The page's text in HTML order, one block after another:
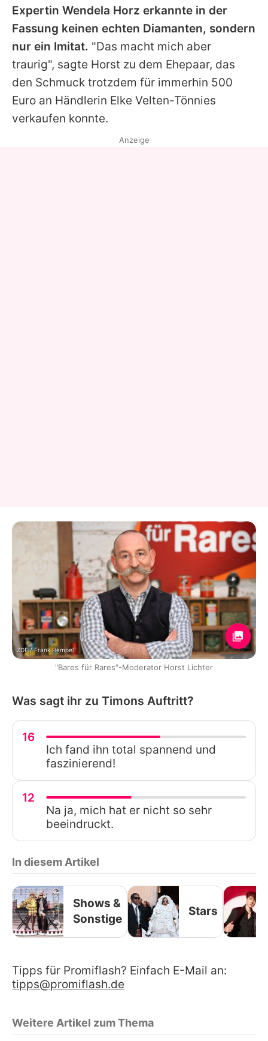
Expertin Wendela Horz erkannte in der
Fassung keinen echten Diamanten, sondern
nur ein Imitat. "Das macht mich aber
traurig", sagte Horst zu dem Ehepaar, das
den Schmuck trotzdem für immerhin 500
Euro an Händlerin Elke Velten-Tönnies
verkaufen konnte.
Anzeige
ZDF / Frank Hempel
"Bares für Rares"-Moderator Horst Lichter
Was sagt ihr zu Timons Auftritt?
16
Ich fand ihn total spannend und
faszinierend!
12
Na ja, mich hat er nicht so sehr
beeindruckt.
In diesem Artikel
Shows &
Sonstige
Stars
Tipps für Promiflash? Einfach E-Mail an:
tipps@promiflash.de
Weitere Artikel zum Thema